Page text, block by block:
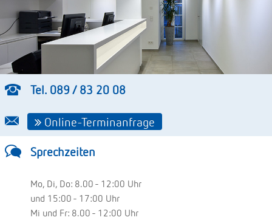
Tel. 089 / 83 20 08
Online-Terminanfrage
Sprechzeiten
Mo, Di, Do: 8.00 - 12:00 Uhr
und 15:00 - 17:00 Uhr
Mi und Fr: 8.00 - 12:00 Uhr